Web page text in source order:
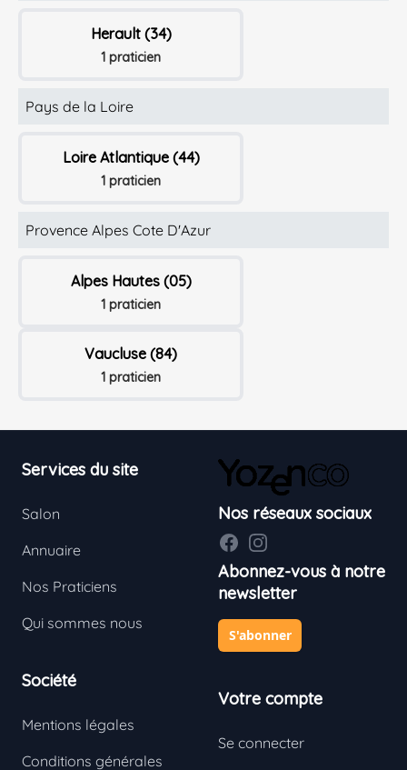
Herault (34)
1 praticien
Pays de la Loire
Loire Atlantique (44)
1 praticien
Provence Alpes Cote D'Azur
Alpes Hautes (05)
1 praticien
Vaucluse (84)
1 praticien
Services du site
Salon
Annuaire
Nos Praticiens
Qui sommes nous
Société
Mentions légales
Conditions générales
Nos réseaux sociaux
FacebookInstagram
Abonnez-vous à notre
newsletter
S'abonner
Votre compte
Se connecter